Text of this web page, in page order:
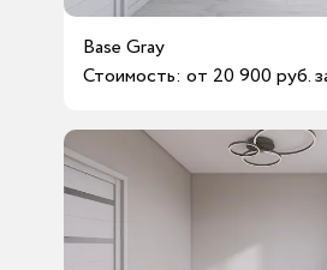
Base Gray
Стоимость: от 20 900 руб.